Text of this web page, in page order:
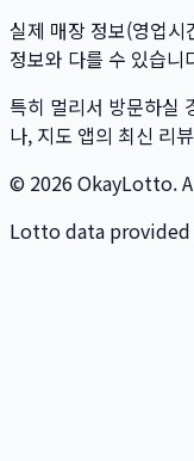
실제 매장 정보(영업시
정보와 다를 수 있습니
특히 멀리서 방문하실
나, 지도 앱의 최신 리
© 2026 OkayLotto.
Lotto data